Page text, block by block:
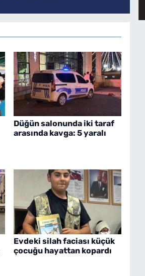
Düğün salonunda iki taraf
arasında kavga: 5 yaralı
Evdeki silah faciası küçük
çocuğu hayattan kopardı